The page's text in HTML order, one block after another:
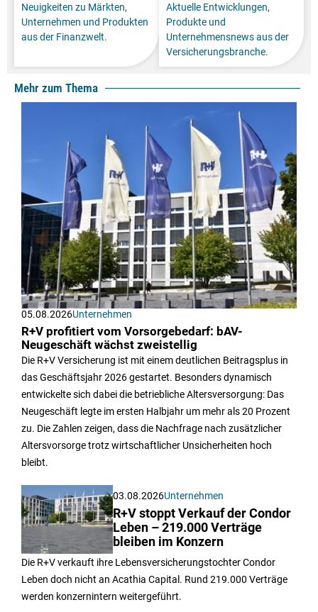
Neuigkeiten zu Märkten,
Unternehmen und Produkten
aus der Finanzwelt.
Aktuelle Entwicklungen,
Produkte und
Unternehmensnews aus der
Versicherungsbranche.
Mehr zum Thema
05.08.2026Unternehmen
R+V profitiert vom Vorsorgebedarf: bAV-
Neugeschäft wächst zweistellig
Die R+V Versicherung ist mit einem deutlichen Beitragsplus in
das Geschäftsjahr 2026 gestartet. Besonders dynamisch
entwickelte sich dabei die betriebliche Altersversorgung: Das
Neugeschäft legte im ersten Halbjahr um mehr als 20 Prozent
zu. Die Zahlen zeigen, dass die Nachfrage nach zusätzlicher
Altersvorsorge trotz wirtschaftlicher Unsicherheiten hoch
bleibt.
03.08.2026Unternehmen
R+V stoppt Verkauf der Condor
Leben – 219.000 Verträge
bleiben im Konzern
Die R+V verkauft ihre Lebensversicherungstochter Condor
Leben doch nicht an Acathia Capital. Rund 219.000 Verträge
werden konzernintern weitergeführt.